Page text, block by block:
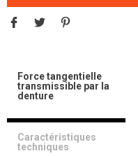
Force tangentielle
transmissible par la
denture
Caractéristiques
techniques